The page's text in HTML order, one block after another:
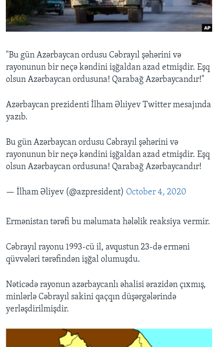
BIZI IZLƏYIN
Dillər
"Bu gün Azərbaycan ordusu Cəbrayıl şəhərini və
rayonunun bir neçə kəndini işğaldan azad etmişdir. Eşq
olsun Azərbaycan ordusuna! Qarabağ Azərbaycandır!"
Azərbaycan prezidenti İlham Əlıiyev Twitter mesajında
yazıb.
Bu gün Azərbaycan ordusu Cəbrayıl şəhərini və
rayonunun bir neçə kəndini işğaldan azad etmişdir. Eşq
olsun Azərbaycan ordusuna! Qarabağ Azərbaycandır!
— İlham Əliyev (@azpresident) October 4, 2020
Ermənistan tərəfi bu məlumata hələlik reaksiya vermir.
Cəbrayıl rayonu 1993-cü il, avqustun 23-də erməni
qüvvələri tərəfindən işğal olumuşdu.
Nəticədə rayonun azərbaycanlı əhalisi ərazidən çıxmış,
minlərlə Cəbrayıl sakini qaçqın düşərgələrində
yerləşdirilmişdir.